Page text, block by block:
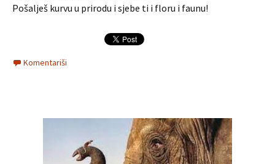
Pošalješ kurvu u prirodu i sjebe ti i floru i faunu!
Komentariši